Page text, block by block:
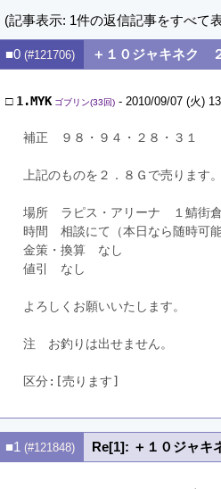
(記事表示: 1件の返信記事をすべて
■0 (#121706) ＋１０ジャキネク
□ 1.MYK ゴブリン(33回) - 2010/09/07 (火)
補正　９８・９４・２８・３１
上記のものを２．８Ｇで売ります
場所　ラピス・アリーナ　１鯖街
時間　相談にて（本日なら随時可
金策・換算　なし
値引　なし
よろしくお願いいたします。
注　お釣りは出せません。
区分:[売ります]
■1 (#121848) Re[1]: ＋１０ジャ